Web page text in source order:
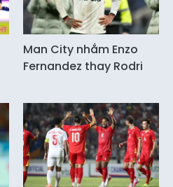
Man City nhắm Enzo
Fernandez thay Rodri